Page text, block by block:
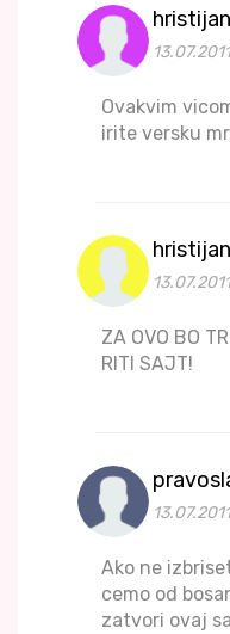
Ovakvim
irite versku
ZA OVO BO
RITI SAJT!
Ako ne
cemo od
zatvori ovaj